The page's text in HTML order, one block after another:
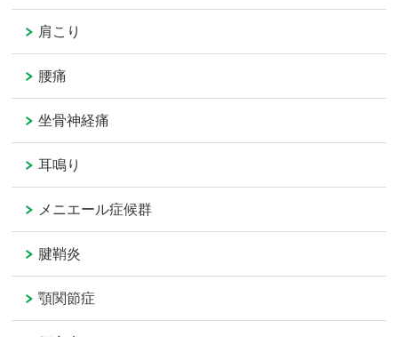
肩こり
腰痛
坐骨神経痛
耳鳴り
メニエール症候群
腱鞘炎
顎関節症